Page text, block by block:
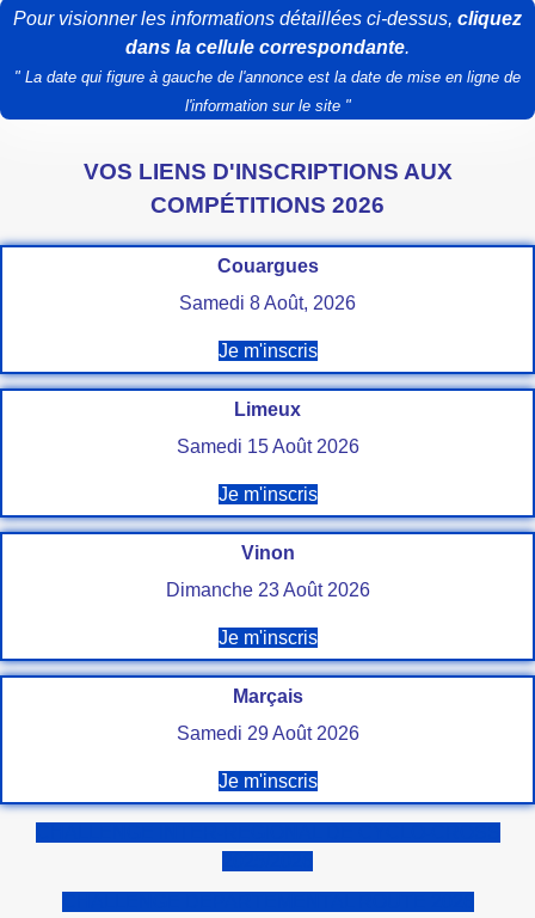
Pour visionner les informations détaillées ci-dessus, cliquez
dans la cellule correspondante.
" La date qui figure à gauche de l'annonce est la date de mise en ligne de
l'information sur le site "
VOS LIENS D'INSCRIPTIONS AUX
COMPÉTITIONS 2026
Couargues
Samedi 8 Août, 2026
Je m'inscris
Limeux
Samedi 15 Août 2026
Je m'inscris
Vinon
Dimanche 23 Août 2026
Je m'inscris
Marçais
Samedi 29 Août 2026
Je m'inscris